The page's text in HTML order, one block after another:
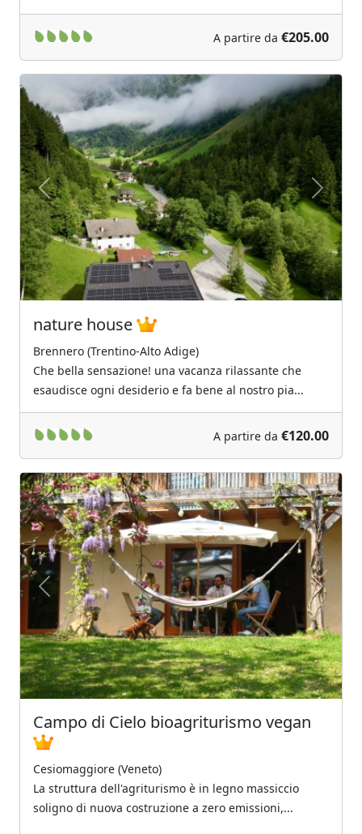
A partire da €205.00
Previous Next
nature house
Brennero (Trentino-Alto Adige)
Che bella sensazione! una vacanza rilassante che
esaudisce ogni desiderio e fa bene al nostro pia...
A partire da €120.00
Previous Next
Campo di Cielo bioagriturismo vegan
Cesiomaggiore (Veneto)
La struttura dell'agriturismo è in legno massiccio
soligno di nuova costruzione a zero emissioni,...